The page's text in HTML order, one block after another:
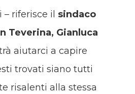
– riferisce il sindaco
Teverina, Gianluca
aiutarci a capire
trovati siano tutti
risalenti alla stessa